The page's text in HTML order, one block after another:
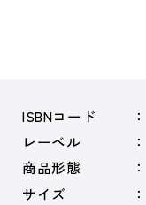
ISBNコード
レーベル
商品形態
サイズ